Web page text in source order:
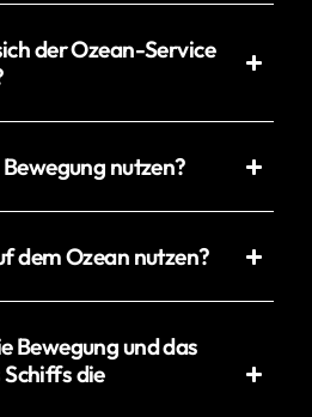
der Ozean-Service
nutzen?
dem Ozean nutzen?
Bewegung und das
die